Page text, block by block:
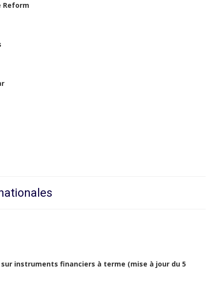
Reform
instruments financiers à terme (mise à jour du 5